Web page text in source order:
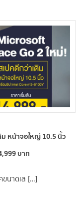
ม หน้าจอใหญ่ 10.5 นิ้ว
บาท
ขนาดเล […]